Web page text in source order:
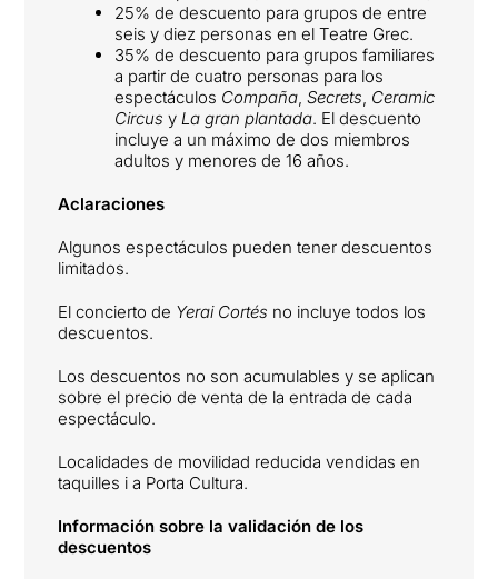
25% de descuento para grupos de entre
seis y diez personas en el Teatre Grec.
35% de descuento para grupos familiares
a partir de cuatro personas para los
espectáculos Compaña, Secrets, Ceramic
Circus y La gran plantada. El descuento
incluye a un máximo de dos miembros
adultos y menores de 16 años.
Aclaraciones
Algunos espectáculos pueden tener descuentos
limitados.
El concierto de Yerai Cortés no incluye todos los
descuentos.
Los descuentos no son acumulables y se aplican
sobre el precio de venta de la entrada de cada
espectáculo.
Localidades de movilidad reducida vendidas en
taquilles i a Porta Cultura.
Información sobre la validación de los
descuentos